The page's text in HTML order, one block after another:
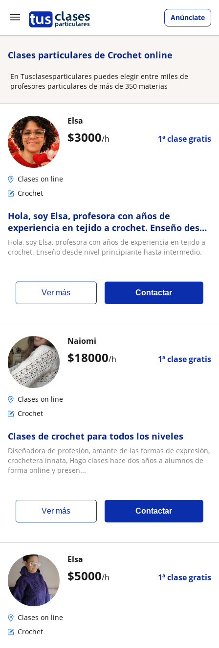
Anúnciate
Clases particulares de Crochet online
En Tusclasesparticulares puedes elegir entre miles de
profesores particulares de más de 350 materias
$3000/h 1ª clase gratis
Elsa
Clases on line
Crochet
Hola, soy Elsa, profesora con años de
experiencia en tejido a crochet. Enseño desde
nivel principiante hasta intermedio
Hola, soy Elsa, profesora con años de experiencia en tejido a
crochet. Enseño desde nivel principiante hasta intermedio.
ver más Contactar
$18000/h 1ª clase gratis
Naiomi
Clases on line
Crochet
Clases de crochet para todos los niveles
Diseñadora de profesión, amante de las formas de expresión,
crochetera innata, Hago clases hace dos años a alumnos de
forma online y presen...
ver más Contactar
$5000/h 1ª clase gratis
Elsa
Clases on line
Crochet